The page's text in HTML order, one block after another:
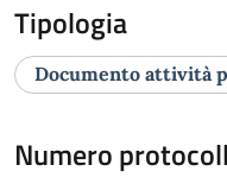
Tipologia
Documento attività
Numero